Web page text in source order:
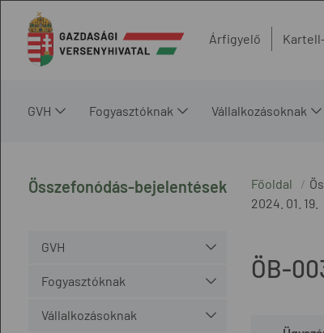
Árfigyelő
GVH Fogyasztóknak Vállalkozásoknak
Összefonódás-bejelentések
GVH
Fogyasztóknak
Vállalkozásoknak
Főoldal
2024. 01. 19.
ÖB-